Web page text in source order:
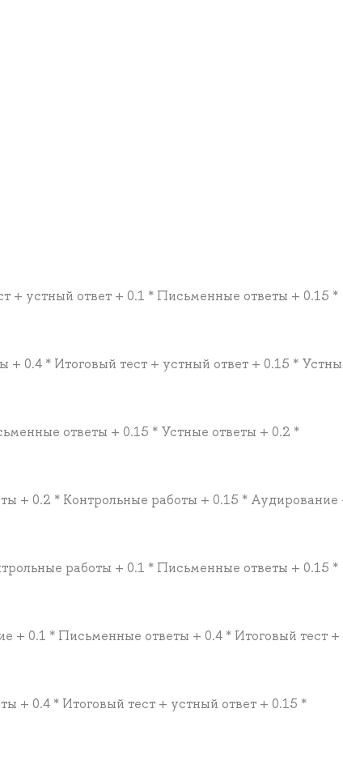
+ устный ответ + 0.1 * Письменные ответы + 0.15 *
0.4 * Итоговый тест + устный ответ + 0.15 *
ответы + 0.15 * Устные ответы + 0.2 *
+ 0.2 * Контрольные работы + 0.15 * Аудирование
работы + 0.1 * Письменные ответы + 0.15 *
+ 0.1 * Письменные ответы + 0.4 * Итоговый тест +
+ 0.4 * Итоговый тест + устный ответ + 0.15 *